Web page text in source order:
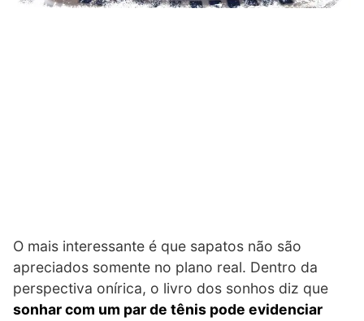
O mais interessante é que sapatos não são
apreciados somente no plano real. Dentro da
perspectiva onírica, o livro dos sonhos diz que
sonhar com um par de tênis pode evidenciar